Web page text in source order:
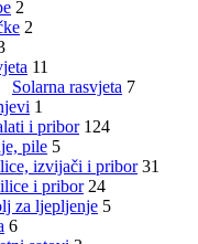
2
2
11
Solarna rasvjeta 7
1
i pribor 124
pile 5
izvijači i pribor 31
i pribor 24
za ljepljenje 5
6